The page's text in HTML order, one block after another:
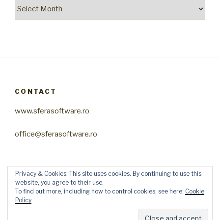
CONTACT
www.sferasoftware.ro
office@sferasoftware.ro
Privacy & Cookies: This site uses cookies. By continuing to use this
website, you agree to their use.
To find out more, including how to control cookies, see here: Cookie
Policy